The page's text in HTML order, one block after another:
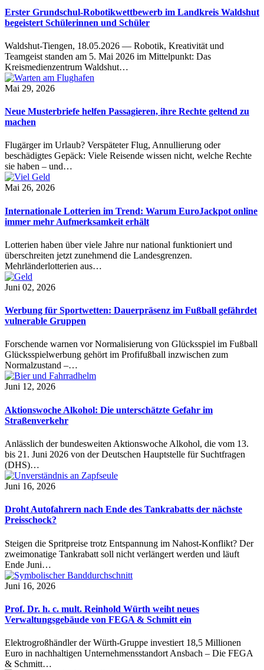
Erster Grundschul-Robotikwettbewerb im Landkreis Waldshut
begeistert Schülerinnen und Schüler
Waldshut-Tiengen, 18.05.2026 — Robotik, Kreativität und
Teamgeist standen am 5. Mai 2026 im Mittelpunkt: Das
Kreismedienzentrum Waldshut…
Mai 29, 2026
Neue Musterbriefe helfen Passagieren, ihre Rechte geltend zu
machen
Flugärger im Urlaub? Verspäteter Flug, Annullierung oder
beschädigtes Gepäck: Viele Reisende wissen nicht, welche Rechte
sie haben – und…
Mai 26, 2026
Internationale Lotterien im Trend: Warum EuroJackpot online
immer mehr Aufmerksamkeit erhält
Lotterien haben über viele Jahre nur national funktioniert und
überschreiten jetzt zunehmend die Landesgrenzen.
Mehrländerlotterien aus…
Juni 02, 2026
Werbung für Sportwetten: Dauerpräsenz im Fußball gefährdet
vulnerable Gruppen
Forschende warnen vor Normalisierung von Glücksspiel im Fußball
Glücksspielwerbung gehört im Profifußball inzwischen zum
Normalzustand –…
Juni 12, 2026
Aktionswoche Alkohol: Die unterschätzte Gefahr im
Straßenverkehr
Anlässlich der bundesweiten Aktionswoche Alkohol, die vom 13.
bis 21. Juni 2026 von der Deutschen Hauptstelle für Suchtfragen
(DHS)…
Juni 16, 2026
Droht Autofahrern nach Ende des Tankrabatts der nächste
Preisschock?
Steigen die Spritpreise trotz Entspannung im Nahost-Konflikt? Der
zweimonatige Tankrabatt soll nicht verlängert werden und läuft
Ende Juni…
Juni 16, 2026
Prof. Dr. h. c. mult. Reinhold Würth weiht neues
Verwaltungsgebäude von FEGA & Schmitt ein
Elektrogroßhändler der Würth-Gruppe investiert 18,5 Millionen
Euro in nachhaltigen Unternehmensstandort Ansbach – Die FEGA
& Schmitt…